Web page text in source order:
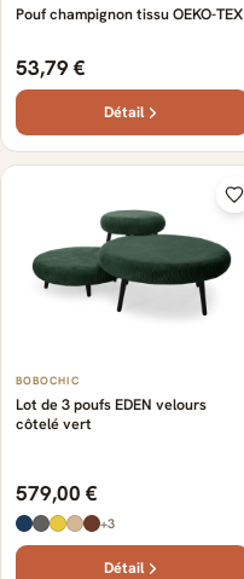
Pouf champignon tissu OEKO-TEX
53,79 €
Détail
BOBOCHIC
Lot de 3 poufs EDEN velours
côtelé vert
579,00 €
+3
Détail